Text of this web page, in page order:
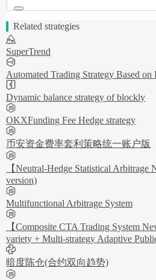
Related strategies
SuperTrend
Automated Trading Strategy Based on
Dynamic balance strategy of blockly
OKXFunding Fee Hedge strategy
币安资金费率套利策略统一账户版
【Neutral-Hedge Statistical Arbitrage
version)
Multifunctional Arbitrage System
【Composite CTA Trading System
variety + Multi-strategy Adaptive
暗度陈仓(合约双向趋势)